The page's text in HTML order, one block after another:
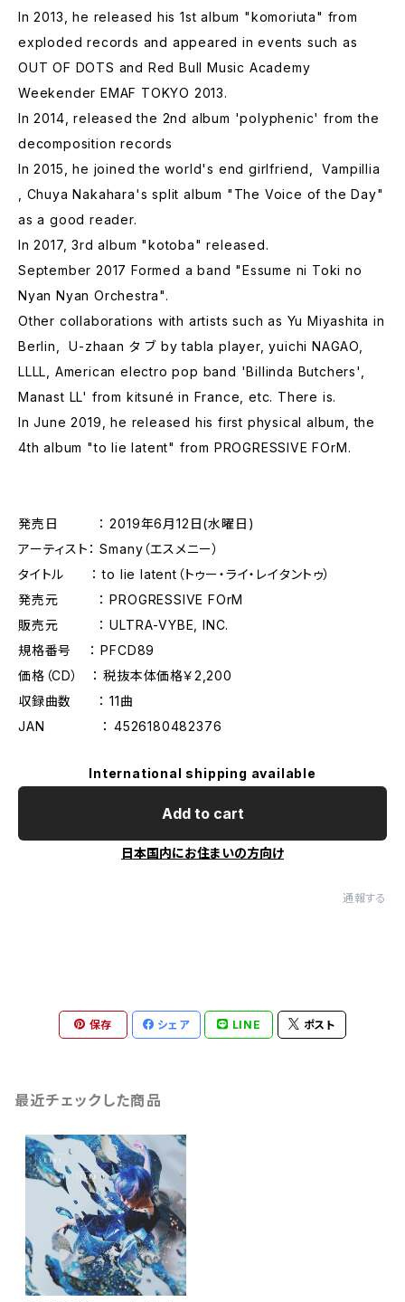
In 2013, he released his 1st album "komoriuta" from
exploded records and appeared in events such as
OUT OF DOTS and Red Bull Music Academy
Weekender EMAF TOKYO 2013.
In 2014, released the 2nd album 'polyphenic' from the
decomposition records
In 2015, he joined the world's end girlfriend, ‪ Vampillia
‬, Chuya Nakahara's split album "The Voice of the Day"
as a good reader.
In 2017, 3rd album "kotoba" released.
September 2017 Formed a band "Essume ni Toki no
Nyan Nyan Orchestra".
Other collaborations with artists such as Yu Miyashita in
Berlin, ‪ U-zhaan タ ブ by tabla player, yuichi NAGAO,
LLLL, American electro pop band 'Billinda Butchers',
Manast LL' from kitsuné in France, etc. There is.‬
In June 2019, he released his first physical album, the
4th album "to lie latent" from PROGRESSIVE FOrM.
発売日 ： 2019年6月12日(水曜日)
アーティスト： Smany（エスメニー）
タイトル ： to lie latent（トゥー・ライ・レイタントゥ）
発売元 ： PROGRESSIVE FOrM
販売元 ： ULTRA-VYBE, INC.
規格番号 ： PFCD89
価格（CD） ： 税抜本体価格￥2,200
収録曲数 ： 11曲
JAN ： 4526180482376
International shipping available
Add to cart
日本国内にお住まいの方向け
通報する
保存 シェア LINE ポスト
最近チェックした商品